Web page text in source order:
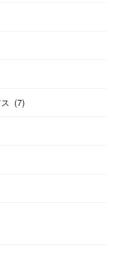
(7)